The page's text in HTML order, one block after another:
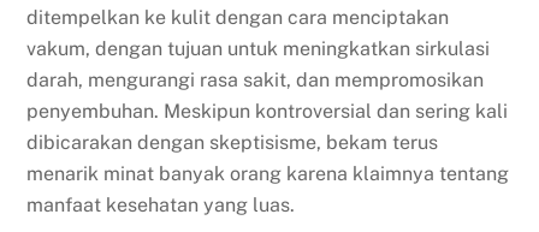
ditempelkan ke kulit dengan cara menciptakan
vakum, dengan tujuan untuk meningkatkan sirkulasi
darah, mengurangi rasa sakit, dan mempromosikan
penyembuhan. Meskipun kontroversial dan sering kali
dibicarakan dengan skeptisisme, bekam terus
menarik minat banyak orang karena klaimnya tentang
manfaat kesehatan yang luas.